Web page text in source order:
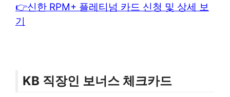
👉신한 RPM+ 플레티넘 카드 신청 및 상세 보
기
KB 직장인 보너스 체크카드